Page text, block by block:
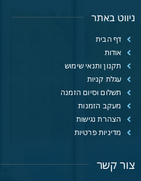
ניווט באתר
דף הבית
אודות
תקנון ותנאי שימוש
עגלת קניות
תשלום וסיום הזמנה
מעקב הזמנות
הצהרת נגישות
מדיניות פרטיות
צור קשר